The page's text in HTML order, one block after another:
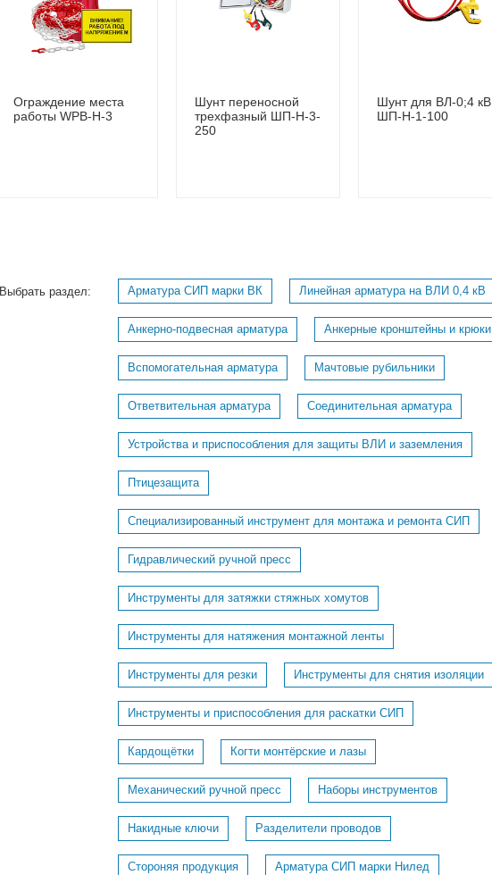
Ограждение места
работы WPB-Н-3
Шунт переносной
трехфазный ШП-Н-3-
250
Шунт для ВЛ-0;4 кВ
ШП-Н-1-100
Выбрать раздел: Арматура СИП марки ВК Линейная арматура на ВЛИ 0,4 кВ
Анкерно-подвесная арматура Анкерные кронштейны и крюки
Вспомогательная арматура Мачтовые рубильники
Ответвительная арматура Соединительная арматура
Устройства и приспособления для защиты ВЛИ и заземления
Птицезащита
Специализированный инструмент для монтажа и ремонта СИП
Гидравлический ручной пресс
Инструменты для затяжки стяжных хомутов
Инструменты для натяжения монтажной ленты
Инструменты для резки Инструменты для снятия изоляции
Инструменты и приспособления для раскатки СИП
Кардощётки Когти монтёрские и лазы
Механический ручной пресс Наборы инструментов
Накидные ключи Разделители проводов
Стороняя продукция Арматура СИП марки Нилед